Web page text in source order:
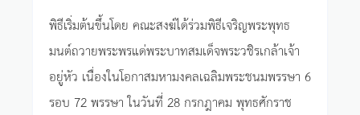
พิธีเริ่มต้นขึ้นโดย คณะสงฆ์ได้ร่วมพิธีเจริญพระพุทธ
มนต์ถวายพระพรแด่พระบาทสมเด็จพระวชิรเกล้าเจ้า
อยู่หัว เนื่องในโอกาสมหามงคลเฉลิมพระชนมพรรษา 6
รอบ 72 พรรษา ในวันที่ 28 กรกฎาคม พุทธศักราช